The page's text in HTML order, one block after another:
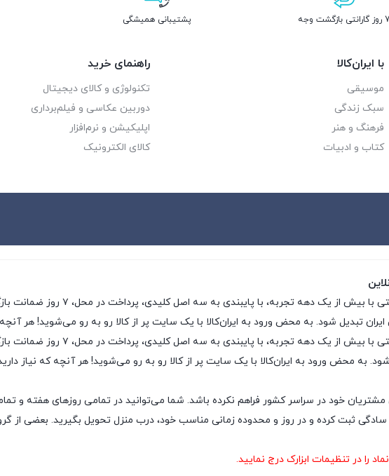
7 روز گارانتی بازگشت وجه پشتیبانی همیشگی
با ایران‌کالا
موسیقی
سبک زندگی
فرهنگ و هنر
کتاب و ادبیات
راهنمای خرید
تکنولوژی و کالای دیجیتال
دوربین عکاسی و فیلم‌برداری
اپلیکیشن و نرم‌افزار
کالای الکترونیک
پایبندی به سه اصل کلیدی، پرداخت در محل، ۷ روز ضمانت بازگشت کالا و تضمین اصل‌بودن کالا، موفق شده تا همگام با
ایران تبدیل شود. به محض ورود به ایران‌کالا با یک سایت پر از کالا رو به رو می‌شوید! هر
ایران‌کالا به عنوان یکی از
به محض ورود به ایران‌کالا با یک سایت پر از کالا رو به رو می‌شوید! هر آنچه که نیاز
مشتریان خود در سراسر کشور فراهم نکرده باشد. شما می‌توانید در تمامی روزهای هفته و
ثبت کرده و در روز و محدوده زمانی مناسب خود، درب منزل تحویل بگیرید. بعضی از